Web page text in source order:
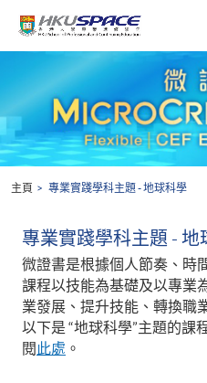
主頁 專業實踐學科主題 - 地球科學
專業實踐學科主題 - 地
微證書是根據個人節奏、時
課程以技能為基礎及以專業
業發展、提升技能、轉換職
以下是 “地球科學”主題的課
閱 此處 。